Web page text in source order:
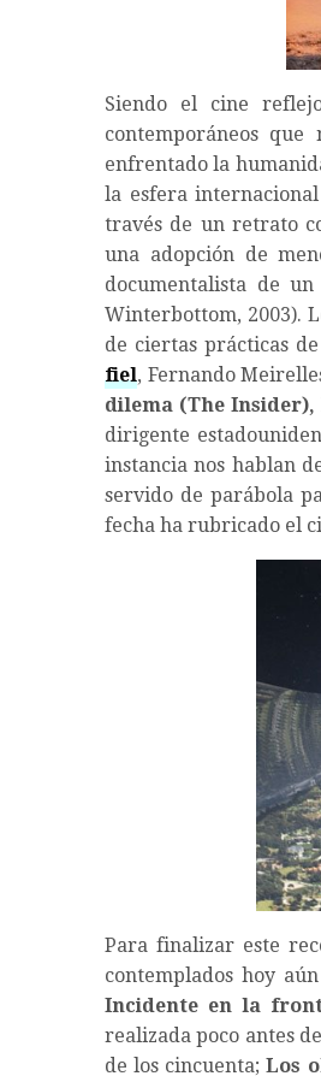
Siendo el cine
contemporáneos
enfrentado la
la esfera
través de un retrato
una adopción de
documentalista de
Winterbottom, 2003).
de ciertas prácticas
fiel, Fernando
dilema (The Insider),
dirigente
instancia nos hablan
servido de parábola
fecha ha rubricado el
Para finalizar este
contemplados hoy
Incidente en la
realizada poco antes
de los cincuenta;Los